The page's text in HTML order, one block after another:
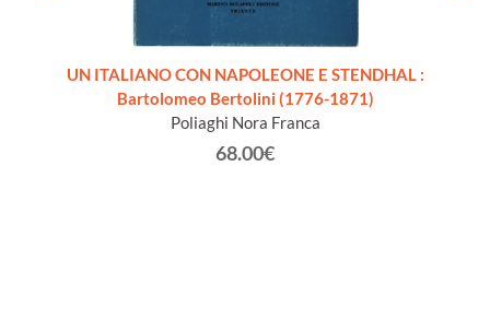
UN ITALIANO CON NAPOLEONE E STENDHAL :
Bartolomeo Bertolini (1776-1871)
Poliaghi Nora Franca
68.00€